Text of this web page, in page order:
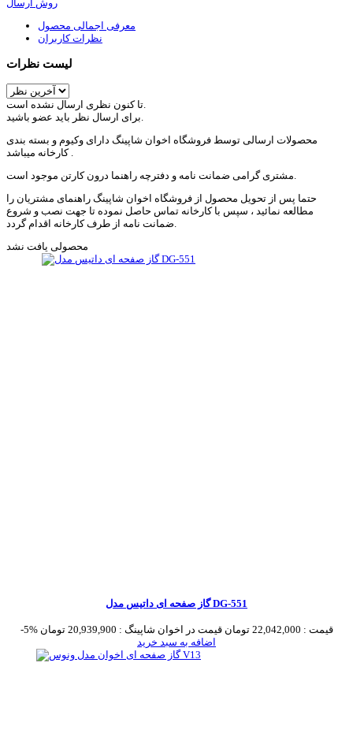
روش ارسال
معرفی اجمالی محصول
نظرات کاربران
لیست نظرات
محصولات ارسالی توسط فروشگاه اخوان شاپینگ دارای وکیوم و بسته بندی
کارخانه میباشد .
حتما پس از تحویل محصول از فروشگاه اخوان شاپینگ راهنمای مشتریان را
مطالعه نمائید ، سپس با کارخانه تماس حاصل نموده تا جهت نصب و شروع
محصولی یافت نشد
گاز صفحه ای داتیس مدل DG-551
-5% قیمت : 22,042,000 تومان قیمت در اخوان شاپینگ : 20,939,900 تومان
اضافه به سبد خرید